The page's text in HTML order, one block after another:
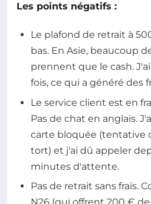
Les points négatifs :
Le plafond de retrait à
bas. En Asie, beaucoup
prennent que le cash.
fois, ce qui a généré des
Le service client est en
Pas de chat en anglais.
carte bloquée (tentative
tort) et j'ai dû appeler
minutes d'attente.
Pas de retrait sans frais.